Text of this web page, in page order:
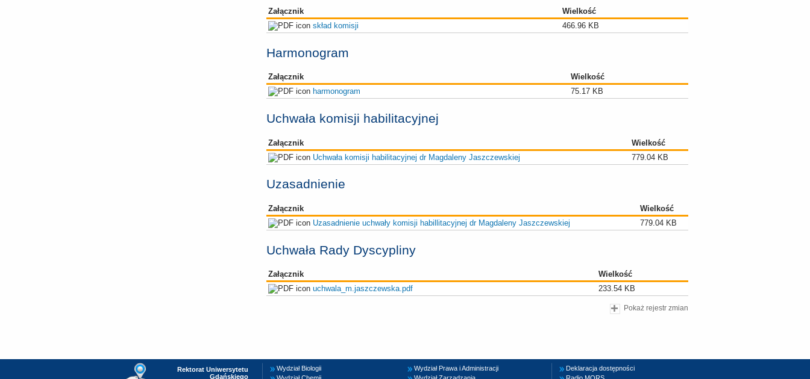
Załącznik
Wielkość
skład komisji
466.96 KB
Harmonogram
Załącznik
Wielkość
harmonogram
75.17 KB
Uchwała komisji habilitacyjnej
Załącznik
Wielkość
Uchwała komisji habilitacyjnej dr Magdaleny Jaszczewskiej
779.04 KB
Uzasadnienie
Załącznik
Wielkość
Uzasadnienie uchwały komisji habillitacyjnej dr Magdaleny Jaszczewskiej
779.04 KB
Uchwała Rady Dyscypliny
Załącznik
Wielkość
uchwala_m.jaszczewska.pdf
233.54 KB
Pokaż rejestr zmian
Rektorat Uniwersytetu
Gdańskiego
Wydział Biologii
Wydział Prawa i Administracji
Deklaracja dostępności